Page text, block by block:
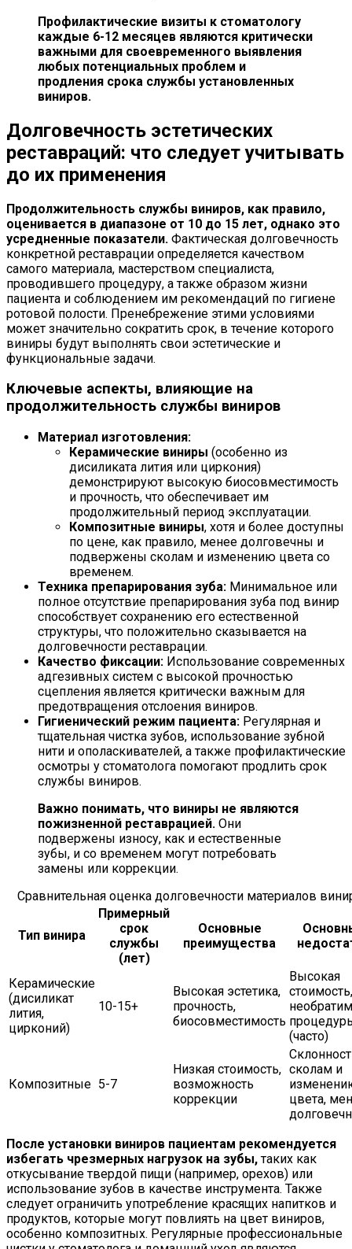
Профилактические визиты к стоматологу
каждые 6-12 месяцев являются критически
важными для своевременного выявления
любых потенциальных проблем и
продления срока службы установленных
виниров.
Долговечность эстетических
реставраций: что следует учитывать
до их применения
Продолжительность службы виниров, как правило,
оценивается в диапазоне от 10 до 15 лет, однако это
усредненные показатели. Фактическая долговечность
конкретной реставрации определяется качеством
самого материала, мастерством специалиста,
проводившего процедуру, а также образом жизни
пациента и соблюдением им рекомендаций по гигиене
ротовой полости. Пренебрежение этими условиями
может значительно сократить срок, в течение которого
виниры будут выполнять свои эстетические и
функциональные задачи.
Ключевые аспекты, влияющие на
продолжительность службы виниров
Материал изготовления:
Керамические виниры (особенно из
дисиликата лития или циркония)
демонстрируют высокую биосовместимость
и прочность, что обеспечивает им
продолжительный период эксплуатации.
Композитные виниры, хотя и более доступны
по цене, как правило, менее долговечны и
подвержены сколам и изменению цвета со
временем.
Техника препарирования зуба: Минимальное или
полное отсутствие препарирования зуба под винир
способствует сохранению его естественной
структуры, что положительно сказывается на
долговечности реставрации.
Качество фиксации: Использование современных
адгезивных систем с высокой прочностью
сцепления является критически важным для
предотвращения отслоения виниров.
Гигиенический режим пациента: Регулярная и
тщательная чистка зубов, использование зубной
нити и ополаскивателей, а также профилактические
осмотры у стоматолога помогают продлить срок
службы виниров.
Важно понимать, что виниры не являются
пожизненной реставрацией. Они
подвержены износу, как и естественные
зубы, и со временем могут потребовать
замены или коррекции.
Сравнительная оценка долговечности материалов
Тип винира
Примерный
срок
службы
(лет)
Основные
преимущества
Керамические
(дисиликат
лития,
цирконий)
10-15+
Высокая эстетика,
прочность,
биосовместимость
Высокая
стоимость,
(часто)
Композитные 5-7
Низкая стоимость,
возможность
коррекции
сколам и
цвета,
После установки виниров пациентам рекомендуется
избегать чрезмерных нагрузок на зубы,таких как
откусывание твердой пищи (например, орехов) или
использование зубов в качестве инструмента. Также
следует ограничить употребление красящих напитков и
продуктов, которые могут повлиять на цвет виниров,
особенно композитных. Регулярные профессиональные